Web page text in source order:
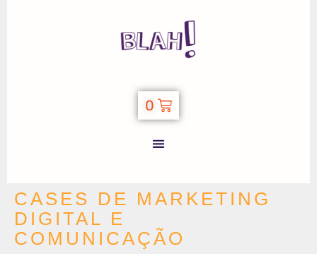
0
CASES DE MARKETING
DIGITAL E
COMUNICAÇÃO